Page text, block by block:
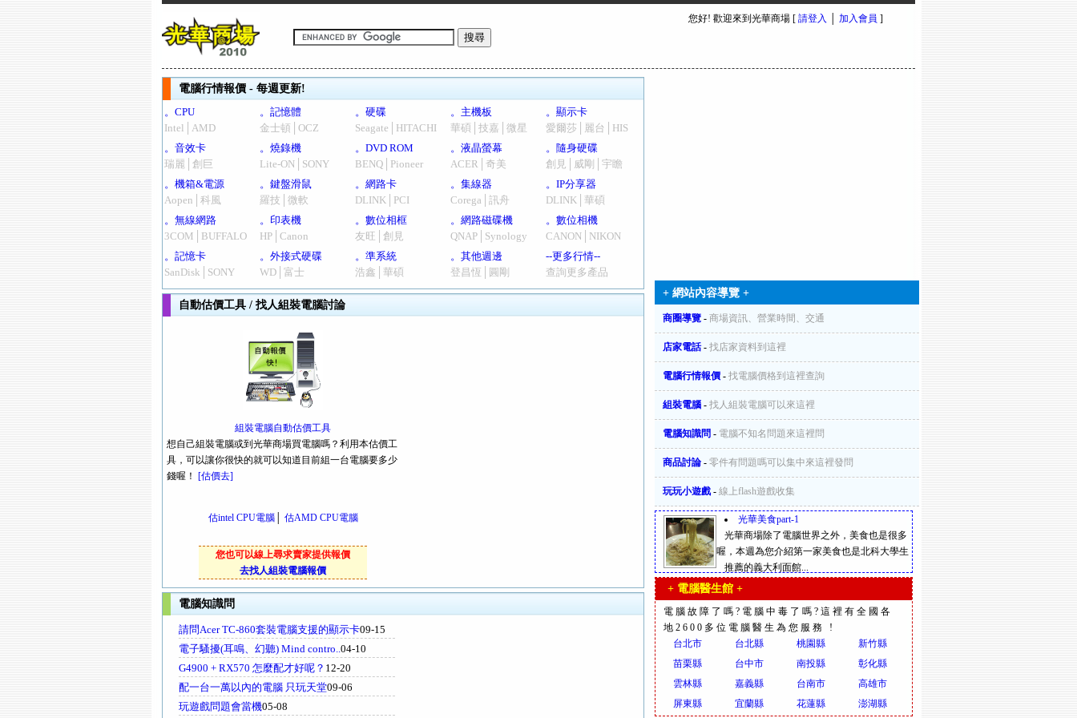
您好! 歡迎來到光華商場 [ 請登入 加入會員 ]
電腦行情報價 - 每週更新!
。CPU
Intel│AMD
。記憶體
金士頓│OCZ
。硬碟
Seagate│HITACHI
。主機板
華碩│技嘉│微星
。顯示卡
愛爾莎│麗台│HIS
。音效卡
瑞麗│創巨
。燒錄機
Lite-ON│SONY
。DVD ROM
BENQ│Pioneer
。液晶螢幕
ACER│奇美
。隨身硬碟
創見│威剛│宇瞻
。機箱&電源
Aopen│科風
。鍵盤滑鼠
羅技│微軟
。網路卡
DLINK│PCI
。集線器
Corega│訊舟
。IP分享器
DLINK│華碩
。無線網路
3COM│BUFFALO
。印表機
HP│Canon
。數位相框
友旺│創見
。網路磁碟機
QNAP│Synology
。數位相機
CANON│NIKON
。記憶卡
SanDisk│SONY
。外接式硬碟
WD│富士
。準系統
浩鑫│華碩
。其他週邊
登昌恆│圓剛
--更多行情--
查詢更多產品
自動估價工具 / 找人組裝電腦討論
組裝電腦自動估價工具
想自己組裝電腦或到光華商場買電腦嗎？利用本估價工
具，可以讓你很快的就可以知道目前組一台電腦要多少
錢喔！ [估價去]
估intel CPU電腦│ 估AMD CPU電腦
您也可以線上尋求賣家提供報價
去找人組裝電腦報價
電腦知識問
請問Acer TC-860套裝電腦支援的顯示卡09-15
電子騷擾(耳鳴、幻聽) Mind contro..04-10
G4900 + RX570 怎麼配才好呢？ 12-20
配一台一萬以內的電腦 只玩天堂09-06
玩遊戲問題會當機05-08
+ 網站內容導覽 +
商圈導覽 - 商場資訊、營業時間、交通
店家電話- 找店家資料到這裡
電腦行情報價 - 找電腦價格到這裡查詢
組裝電腦 - 找人組裝電腦可以來這裡
電腦知識問 - 電腦不知名問題來這裡問
商品討論 - 零件有問題嗎可以集中來這裡發問
玩玩小遊戲 - 線上flash遊戲收集
光華美食part-1
光華商場除了電腦世界之外，美食也是很多
喔，本週為您介紹第一家美食也是北科大學生
推薦的義大利面館...
+ 電腦醫生館 +
電腦故障了嗎?電腦中毒了嗎?這裡有全國各
地2600多位電腦醫生為您服務 !
台北市
台北縣 桃園縣
新竹縣
苗栗縣
台中市 南投縣
彰化縣
雲林縣
嘉義縣 台南市
高雄市
屏東縣
宜蘭縣 花蓮縣 澎湖縣